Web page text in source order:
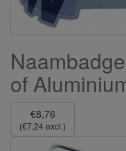
of
€8,76
(€7,24 excl.)